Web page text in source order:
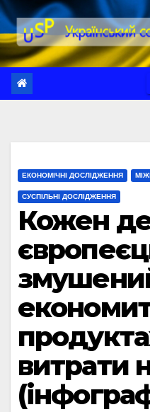
Перейти
до
вмісту
ЕКОНОМІЧНІ ДОСЛІДЖЕННЯ
СУСПІЛЬНІ ДОСЛІДЖЕННЯ
Кожен
витрати